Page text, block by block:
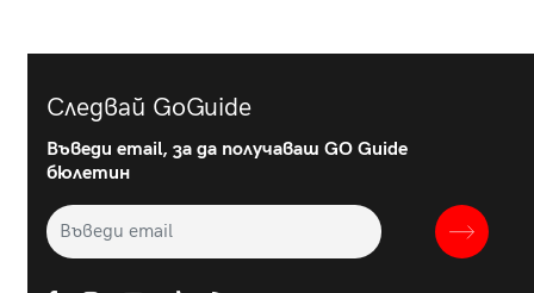
Следвай GoGuide
Въведи email, за да получаваш GO Guide
бюлетин